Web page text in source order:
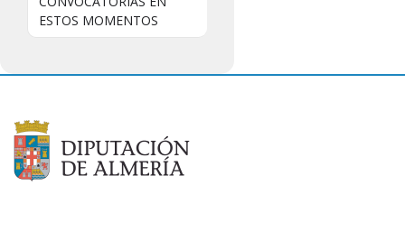
ESTOS MOMENTOS